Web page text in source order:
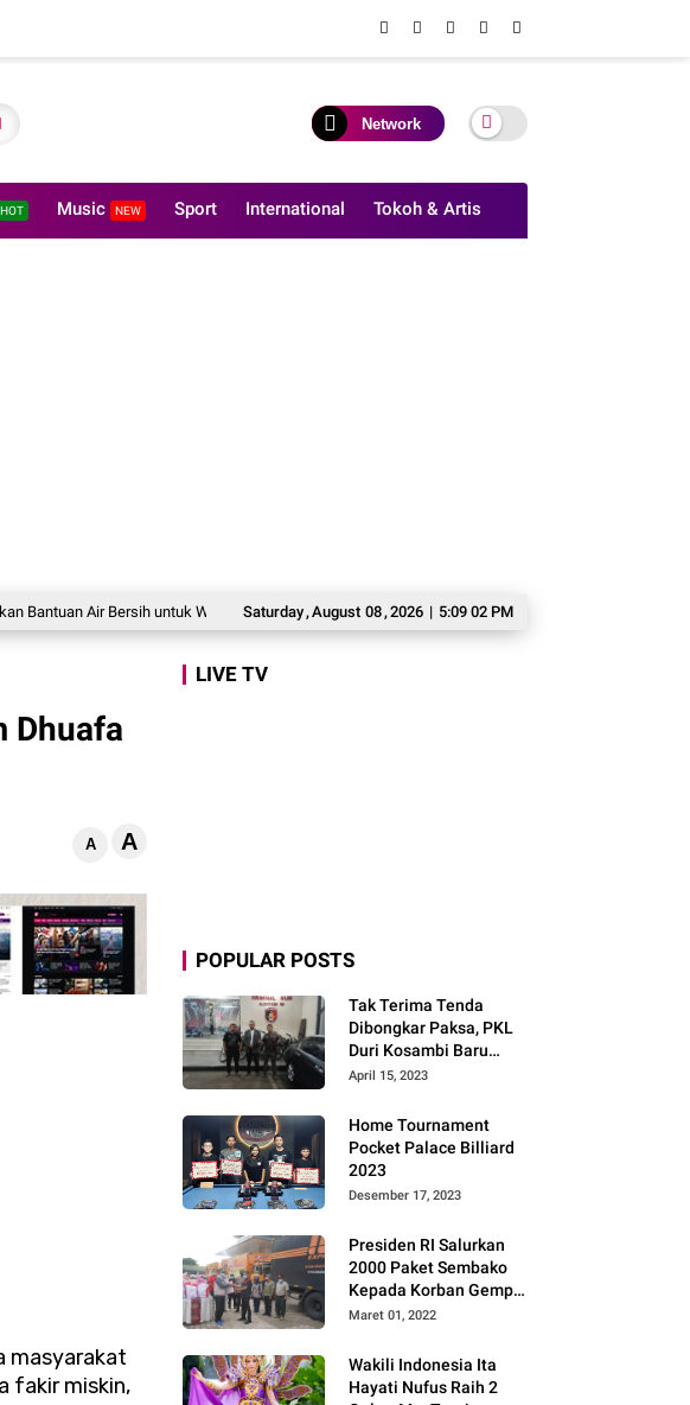
Network
HOT Music NEW Sport International Tokoh & Artis
Saturday,August 08,2026 | 5:09 03 PM
Air Bersih untuk Warga Babakan Madang Prabowo: Kepemimpinan Tak Bisa Dihadiahkan, Lahir
Dhuafa
A A
masyarakat
fakir miskin,
LIVE TV
POPULAR POSTS
Tak Terima Tenda
Dibongkar Paksa, PKL
Duri Kosambi Baru
Gugat PT MD
April 15, 2023
Home Tournament
Pocket Palace Billiard
2023
Desember 17, 2023
Presiden RI Salurkan
2000 Paket Sembako
Kepada Korban Gempa
di Pasaman Barat
Maret 01, 2022
Wakili Indonesia Ita
Hayati Nufus Raih 2